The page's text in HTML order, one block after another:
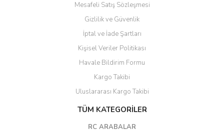
Mesafeli Satış Sözleşmesi
Gizlilik ve Güvenlik
İptal ve İade Şartları
Kişisel Veriler Politikası
Havale Bildirim Formu
Kargo Takibi
Uluslararası Kargo Takibi
TÜM KATEGORİLER
RC ARABALAR